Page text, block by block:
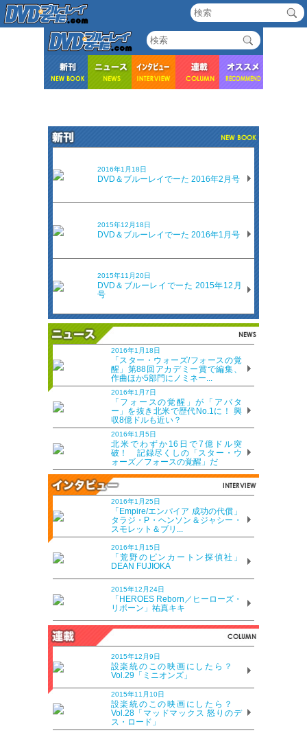
2016年1月18日
DVD＆ブルーレイでーた 2016年2月号
2015年12月18日
DVD＆ブルーレイでーた 2016年1月号
2015年11月20日
DVD＆ブルーレイでーた 2015年12月
号
2016年1月18日
「スター・ウォーズ/フォースの覚
醒」第88回アカデミー賞で編集、
作曲ほか5部門にノミネー...
2016年1月7日
「フォースの覚醒」が「アバタ
ー」を抜き北米で歴代No.1に！ 興
収8億ドルも近い？
2016年1月5日
北米でわずか16日で7億ドル突
破！ 記録尽くしの「スター・ウ
ォーズ／フォースの覚醒」だ
2016年1月25日
「Empire/エンパイア 成功の代償」
タラジ・P・ヘンソン＆ジャシー・
スモレット＆ブリ...
2016年1月15日
「荒野のピンカートン探偵社」
DEAN FUJIOKA
2015年12月24日
「HEROES Reborn／ヒーローズ・
リボーン」祐真キキ
2015年12月9日
設楽統のこの映画にしたら？
Vol.29「ミニオンズ」
2015年11月10日
設楽統のこの映画にしたら？
Vol.28「マッドマックス 怒りのデ
ス・ロード」